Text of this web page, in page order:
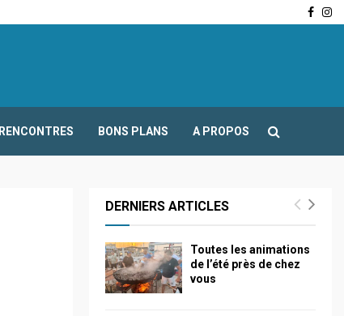
RENCONTRES BONS PLANS A PROPOS
DERNIERS ARTICLES
Toutes les animations
de l’été près de chez
vous